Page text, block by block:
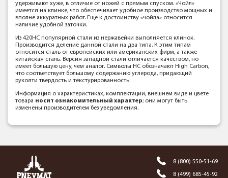
удерживают хуже, в отличие от ножей с прямым спуском. «Чойл»
имеется на клинке, что обеспечивает удобное производство мощных и
вполне аккуратных работ. Еще к достоинству «чойла» относится
наличие удобной заточки.
Из 420HC популярной стали из нержавейки выполняется клинок.
Производится деление данной стали на два типа. К этим типам
относится сталь от европейских или американских фирм, а также
китайская сталь. Версия западной стали отличается качеством, но
имеет большую цену, чем аналог. Символы HС обозначают High Carbon,
что соответствует большому содержанию углерода, придающий
рукояти твердость и текстурированность.
Информация о характеристиках, комплектации, внешнем виде и цвете
товара носит ознакомительный характер; они могут быть
изменены производителем без уведомления.
8 (800) 550-51-69
8 (499) 685-45-92